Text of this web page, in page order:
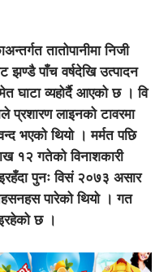
तातोपानीमा निजी
झण्डै पाँच वर्षदेखि उत्पादन
घाटा व्यहोर्दै आएको छ । वि
लाइनको टावरमा
भएको थियो । मर्मत पछि
१२ गतेको विनाशकारी
पुनः विसं २०७३ असार
पारेको थियो । गत
छ ।